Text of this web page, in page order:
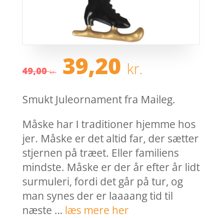
49,00kr. Den
oprindelige
pris
var:
49,00 kr..
39,20 kr.
pris
er:
39,20
Smukt Juleornament fra Maileg.
Måske har I traditioner hjemme hos
jer. Måske er det altid far, der sætter
stjernen på træet. Eller familiens
mindste. Måske er der år efter år lidt
surmuleri, fordi det går på tur, og
man synes der er laaaang tid til
næste … læs mere her